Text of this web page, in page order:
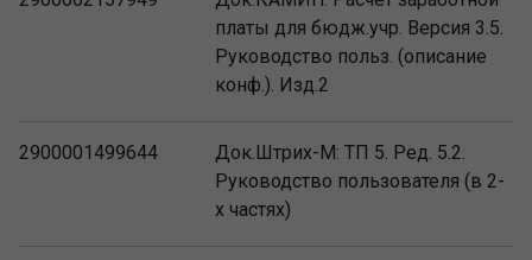
платы для бюдж.учр. Версия 3.5.
Руководство польз. (описание
конф.). Изд.2
2900001499644
Док.Штрих-М: ТП 5. Ред. 5.2.
Руководство пользователя (в 2-
х частях)